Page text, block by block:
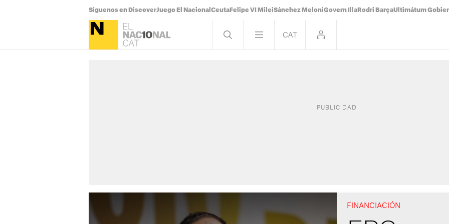
Síguenos en DiscoverJuego El Nacional Ceuta Felipe VI MileiSánchez MeloniGovern Illa Rodri BarçaUltimátum
FINANCIACIÓN